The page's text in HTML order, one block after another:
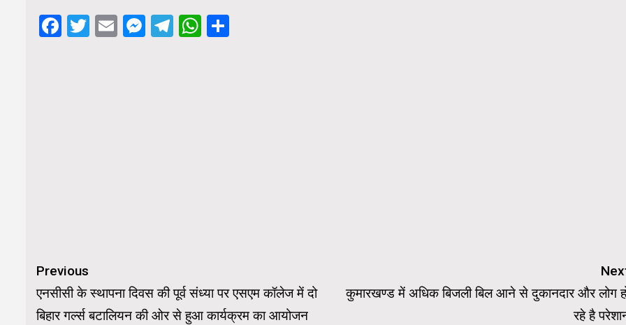
Facebook
Twitter
EmailMessenger
Telegram
WhatsApp
Continue
Reading
Previous
एनसीसी के स्थापना दिवस की पूर्व संध्या पर एसएम कॉलेज में दो
बिहार गर्ल्स बटालियन की ओर से हुआ कार्यक्रम का आयोजन
कुमारखण्ड में अधिक बिजली बिल आने से दुकानदार और लोग
रहे है